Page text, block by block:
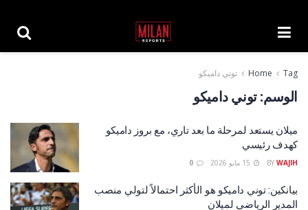
Home Tag توني داميكو
الوسم:توني داميكو
ميلان يستعد لمرحلة ما بعد تاري، مع بروز داميكو
كهدف رئيسي
BY WAJIH
بيانكين: توني داميكو هو الأكثر احتمالاً لتولي منصب
المدير الرياضي لميلان